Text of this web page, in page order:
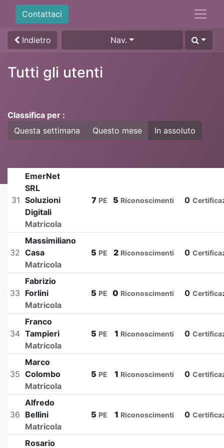
Contattaci
Indietro Nav.
Tutti gli utenti
Classifica per :
Questa settimana
Questo mese In assoluto
31
EmerNet
SRL
Soluzioni
Digitali
Matricola
7 PE 5 Riconoscimenti 0
32
Massimiliano
Casa
Matricola
5 PE 2 Riconoscimenti 0
33
Fabrizio
Forlini
Matricola
5 PE 0 Riconoscimenti 0
34
Franco
Tampieri
Matricola
5 PE 1 Riconoscimenti 0
35
Marco
Colombo
Matricola
5 PE 1 Riconoscimenti 0
36
Alfredo
Bellini
Matricola
5 PE 1 Riconoscimenti 0
Rosario